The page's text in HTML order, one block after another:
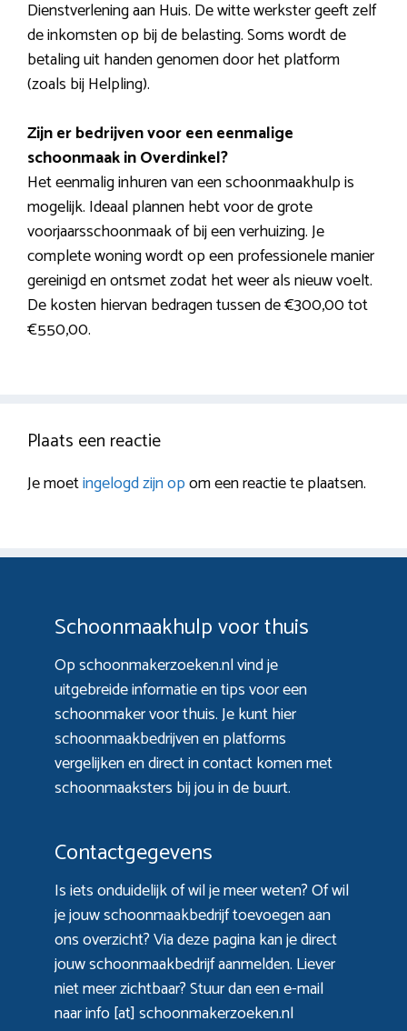
Dienstverlening aan Huis. De witte werkster geeft zelf
de inkomsten op bij de belasting. Soms wordt de
betaling uit handen genomen door het platform
(zoals bij Helpling).
Zijn er bedrijven voor een eenmalige
schoonmaak in Overdinkel?
Het eenmalig inhuren van een schoonmaakhulp is
mogelijk. Ideaal plannen hebt voor de grote
voorjaarsschoonmaak of bij een verhuizing. Je
complete woning wordt op een professionele manier
gereinigd en ontsmet zodat het weer als nieuw voelt.
De kosten hiervan bedragen tussen de €300,00 tot
€550,00.
Plaats een reactie
Je moetingelogd zijn opom een reactie te plaatsen.
Schoonmaakhulp voor thuis
Op schoonmakerzoeken.nl vind je
uitgebreide informatie en tips voor een
schoonmaker voor thuis. Je kunt hier
schoonmaakbedrijven en platforms
vergelijken en direct in contact komen met
schoonmaaksters bij jou in de buurt.
Contactgegevens
Is iets onduidelijk of wil je meer weten? Of wil
je jouw schoonmaakbedrijf toevoegen aan
ons overzicht? Viadeze paginakan je direct
jouw schoonmaakbedrijf aanmelden. Liever
niet meer zichtbaar? Stuur dan een e-mail
naar info [at] schoonmakerzoeken.nl